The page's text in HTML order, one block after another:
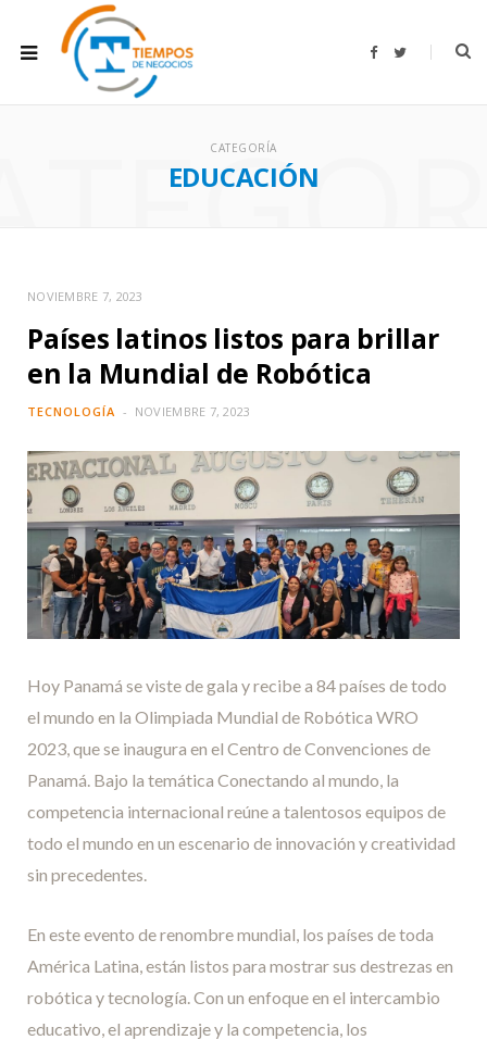
F
b
T
t
CATEGORÍA
EDUCACIÓN
NOVIEMBRE 7, 2023
Países latinos listos para brillar
en la Mundial de Robótica
TECNOLOGÍA NOVIEMBRE 7, 2023
Hoy Panamá se viste de gala y recibe a 84 países de todo
el mundo en la Olimpiada Mundial de Robótica WRO
2023, que se inaugura en el Centro de Convenciones de
Panamá. Bajo la temática Conectando al mundo, la
competencia internacional reúne a talentosos equipos de
todo el mundo en un escenario de innovación y creatividad
sin precedentes.
En este evento de renombre mundial, los países de toda
América Latina, están listos para mostrar sus destrezas en
robótica y tecnología. Con un enfoque en el intercambio
educativo, el aprendizaje y la competencia, los